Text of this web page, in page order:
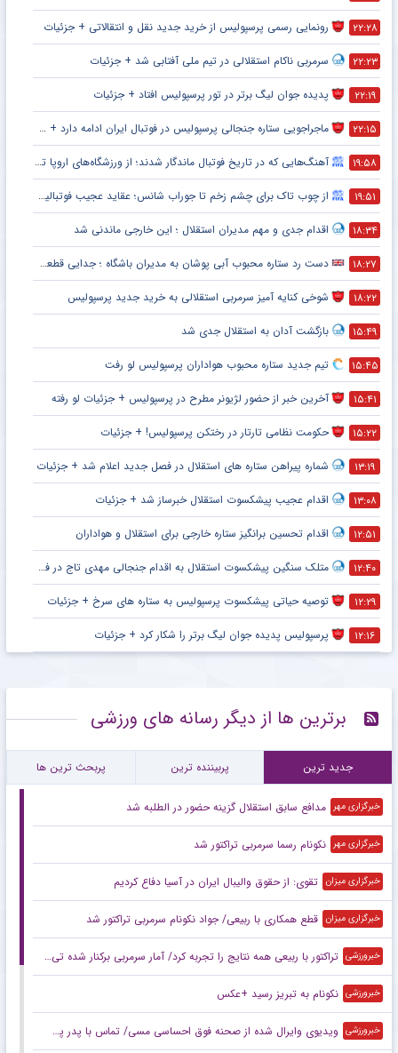
۲۲:۲۸ رونمایی رسمی پرسپولیس از خرید جدید نقل و انتقالاتی + جزئیات
۲۲:۲۳ سرمربی ناکام استقلالی در تیم ملی آفتابی شد + جزئیات
۲۲:۱۹ پدیده جوان لیگ برتر در تور پرسپولیس افتاد + جزئیات
۲۲:۱۵ ماجراجویی ستاره جنجالی پرسپولیس در فوتبال ایران ادامه دارد + جزئیات
۱۹:۵۸ آهنگ‌هایی که در تاریخ فوتبال ماندگار شدند؛ از ورزشگاه‌های اروپا تا جام جهانی
۱۹:۵۱ از چوب تاک برای چشم زخم تا جوراب شانس؛ عقاید عجیب فوتبالیست‌ها!
۱۸:۳۴ اقدام جدی و مهم مدیران استقلال ؛ این خارجی ماندنی شد
۱۸:۲۷ دست رد ستاره محبوب آبی پوشان به مدیران باشگاه ؛ جدایی قطعی است !
۱۸:۲۲ شوخی کنایه آمیز سرمربی استقلالی به خرید جدید پرسپولیس
۱۵:۴۹ بازگشت آدان به استقلال جدی شد
۱۵:۴۵ تیم جدید ستاره محبوب هواداران پرسپولیس لو رفت
۱۵:۴۱ آخرین خبر از حضور لژیونر مطرح در پرسپولیس + جزئیات لو رفته
۱۵:۲۲ حکومت نظامی تارتار در رختکن پرسپولیس! + جزئیات
۱۳:۱۹ شماره پیراهن ستاره های استقلال در فصل جدید اعلام شد + جزئیات
۱۳:۰۸ اقدام عجیب پیشکسوت استقلال خبرساز شد + جزئیات
۱۲:۵۱ اقدام تحسین برانگیز ستاره خارجی برای استقلال و هواداران
۱۲:۴۰ متلک سنگین پیشکسوت استقلال به اقدام جنجالی مهدی تاج در فدراسیون فوتبال
۱۲:۲۹ توصیه حیاتی پیشکسوت پرسپولیس به ستاره های سرخ + جزئیات
۱۲:۱۶ پرسپولیس پدیده جوان لیگ برتر را شکار کرد + جزئیات
برترین ها از دیگر رسانه های ورزشی
جدید ترین پربیننده ترین پربحث ترین ها
خبرگزاری مهر مدافع سابق استقلال گزینه حضور در الطلبه شد
خبرگزاری مهر نکونام رسما سرمربی تراکتور شد
خبرگزاری میزان تقوی: از حقوق والیبال ایران در آسیا دفاع کردیم
خبرگزاری میزان قطع همکاری با ربیعی/ جواد نکونام سرمربی تراکتور شد
خبرورزشی تراکتور با ربیعی همه نتایج را تجربه کرد/ آمار سرمربی برکنار شده تی‌تی‌ها
خبرورزشی نکونام به تبریز رسید +عکس
خبرورزشی ویدیوی وایرال شده از صحنه فوق احساسی مسی/ تماس با پدر پس از اولین قهرمانی ملی!